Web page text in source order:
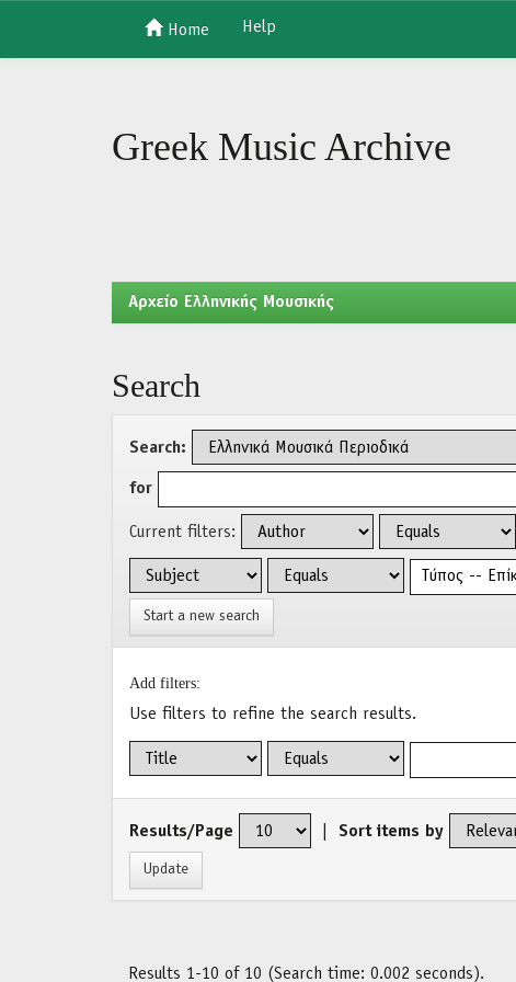
Home Help
Greek Music Archive
Aρχείο Ελληνικής Μουσικής
Search
Search:
for
Current filters:
Start a new search
Add filters:
Use filters to refine the search results.
Results/Page Sort items by
Results 1-10 of 10 (Search time: 0.002 seconds).